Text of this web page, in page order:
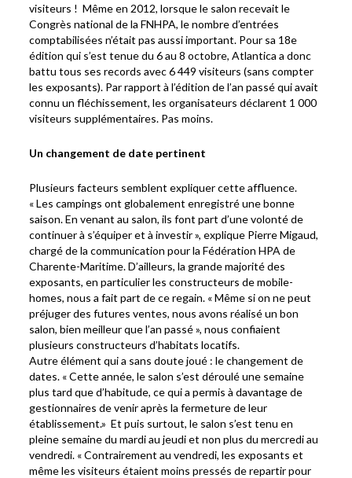
visiteurs ! Même en 2012, lorsque le salon recevait le
Congrès national de la FNHPA, le nombre d’entrées
comptabilisées n’était pas aussi important. Pour sa 18e
édition qui s’est tenue du 6 au 8 octobre, Atlantica a donc
battu tous ses records avec 6 449 visiteurs (sans compter
les exposants). Par rapport à l’édition de l’an passé qui avait
connu un fléchissement, les organisateurs déclarent 1 000
visiteurs supplémentaires. Pas moins.
Un changement de date pertinent
Plusieurs facteurs semblent expliquer cette affluence.
« Les campings ont globalement enregistré une bonne
saison. En venant au salon, ils font part d’une volonté de
continuer à s’équiper et à investir », explique Pierre Migaud,
chargé de la communication pour la Fédération HPA de
Charente-Maritime. D’ailleurs, la grande majorité des
exposants, en particulier les constructeurs de mobile-
homes, nous a fait part de ce regain. « Même si on ne peut
préjuger des futures ventes, nous avons réalisé un bon
salon, bien meilleur que l’an passé », nous confiaient
plusieurs constructeurs d’habitats locatifs.
Autre élément qui a sans doute joué : le changement de
dates. « Cette année, le salon s’est déroulé une semaine
plus tard que d’habitude, ce qui a permis à davantage de
gestionnaires de venir après la fermeture de leur
établissement.» Et puis surtout, le salon s’est tenu en
pleine semaine du mardi au jeudi et non plus du mercredi au
vendredi. « Contrairement au vendredi, les exposants et
même les visiteurs étaient moins pressés de repartir pour